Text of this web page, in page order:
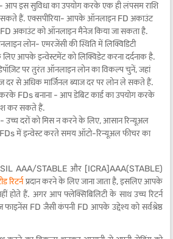
आप इस सुविधा का उपयोग करके एक ही लंपसम राशि
हैं. एक्सपीरिया- आपके ऑनलाइन FD अकाउंट
अकाउंट को ऑनलाइन मैनेज किया जा सकता है.
लोन- एमरजेंसी की स्थिति में लिक्विडिटी
आपके इन्वेस्टमेंट को लिक्विडेट करना दर्दनाक है.
पर तुरंत ऑनलाइन लोन का विकल्प चुनें, जहां
दर से अधिक मार्जिनल ब्याज दर पर लोन ले सकते हैं.
करके FDs बनाना - आप डेबिट कार्ड का उपयोग करके
कर सकते हैं.
उच्च दरों को मिस न करने के लिए, आसान रिन्यूअल
FDs में इन्वेस्ट करते समय ऑटो-रिन्यूअल फीचर का
AAA/STABLE और [ICRA]AAA(STABLE)
रिटर्नप्रदान करने के लिए जाना जाता है, इसलिए आपके
होते हैं. अगर आप फ्लेक्सिबिलिटी के साथ उच्च रिटर्न
फाइनेंस FD जैसी कंपनी FD आपके उद्देश्य को सर्वश्रेष्ठ